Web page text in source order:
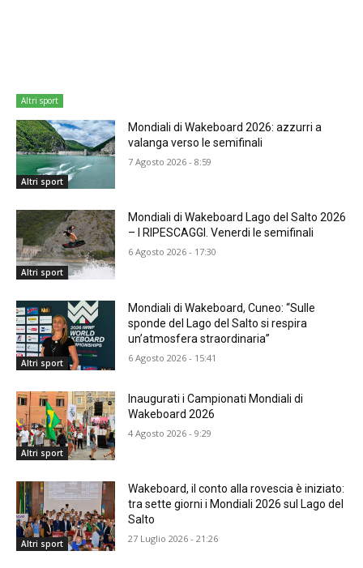
Altri sport
Altri sport
Mondiali di Wakeboard 2026: azzurri a
valanga verso le semifinali
7 Agosto 2026 - 8:59
Altri sport
Mondiali di Wakeboard Lago del Salto 2026
– I RIPESCAGGI. Venerdi le semifinali
6 Agosto 2026 - 17:30
Altri sport
Mondiali di Wakeboard, Cuneo: “Sulle
sponde del Lago del Salto si respira
un’atmosfera straordinaria”
6 Agosto 2026 - 15:41
Altri sport
Inaugurati i Campionati Mondiali di
Wakeboard 2026
4 Agosto 2026 - 9:29
Altri sport
Wakeboard, il conto alla rovescia è iniziato:
tra sette giorni i Mondiali 2026 sul Lago del
Salto
27 Luglio 2026 - 21:26